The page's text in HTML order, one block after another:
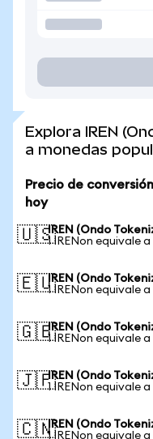
Explora IREN
a monedas
Precio de
hoy
🇺🇸IREN (Ondo
1 IRENon equivale
🇪🇺IREN (Ondo
1 IRENon equivale
🇬🇧IREN (Ondo
1 IRENon equivale
🇯🇵IREN (Ondo
1 IRENon equivale
🇨🇳IREN (Ondo
1 IRENon equivale